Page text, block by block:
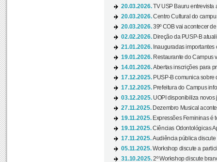
20.03.2026.TV USP Bauru entrevista
20.03.2026.Centro Cultural do
20.03.2026.39º COB vai acontecer
02.02.2026. Direção da PUSP-B
21.01.2026. Inauguradas
19.01.2026. Restaurante do Campus
14.01.2026.Abertas inscrições para
17.12.2025. PUSP-B comunica sobre
17.12.2025. Prefeitura do Campus
03.12.2025. UOPI disponibiliza novos
27.11.2025. Dezembro Musical
19.11.2025. Expressões Femininas é
19.11.2025.Ciências Odontológicas
17.11.2025.Audiência pública
05.11.2025.Workshop discute a
31.10.2025.2º Workshop discute